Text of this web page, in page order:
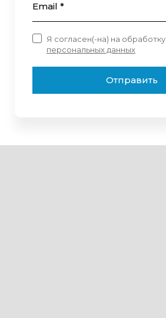
Email *
Отправить
Я согласен(-на) на обработку
персональных данных